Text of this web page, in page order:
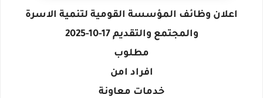
اعلان وظائف المؤسسة القومية لتنمية الاسرة
والمجتمع والتقديم 17-10-2025
مطلوب
افراد امن
خدمات معاونة